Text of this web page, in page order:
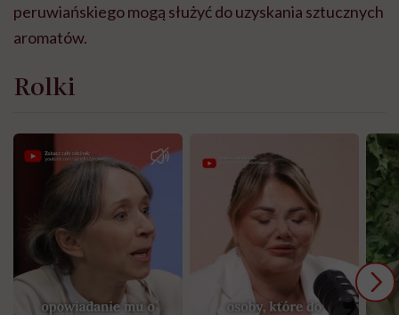
peruwiańskiego mogą służyć do uzyskania sztucznych
aromatów.
Rolki